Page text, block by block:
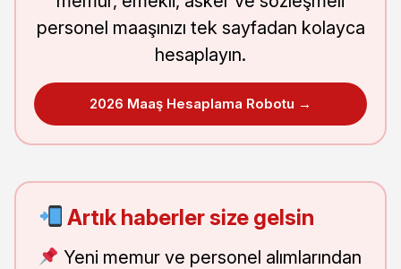
personel maaşınızı tek sayfadan kolayca
hesaplayın.
2026 Maaş Hesaplama Robotu →
Artık haberler size gelsin
Yeni memur ve personel alımlarından